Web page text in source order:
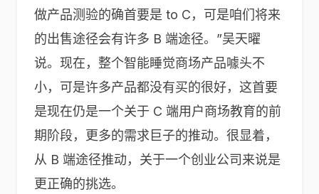
做产品测验的确首要是 to C，可是咱们将来
的出售途径会有许多 B 端途径。”吴天曜
说。现在，整个智能睡觉商场产品噱头不
小，可是许多产品都没有买的很好，这首要
是现在仍是一个关于 C 端用户商场教育的前
期阶段，更多的需求巨子的推动。很显着，
从 B 端途径推动，关于一个创业公司来说是
更正确的挑选。